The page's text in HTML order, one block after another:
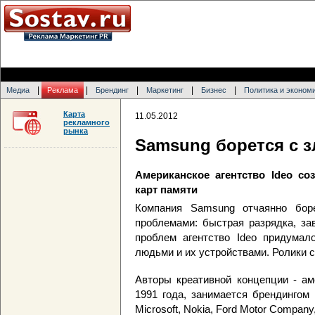
Медиа Реклама Брендинг Маркетинг Бизнес Политика и
11.05.2012
Samsung борется с
Американское агентство Ideo
карт памяти
Компания Samsung отчаянно
проблемами: быстрая разрядка,
проблем агентство Ideo
людьми и их устройствами. Ролики
Авторы креативной концепции -
1991 года, занимается
Microsoft, Nokia, Ford Motor
Карта
рекламного
рынка